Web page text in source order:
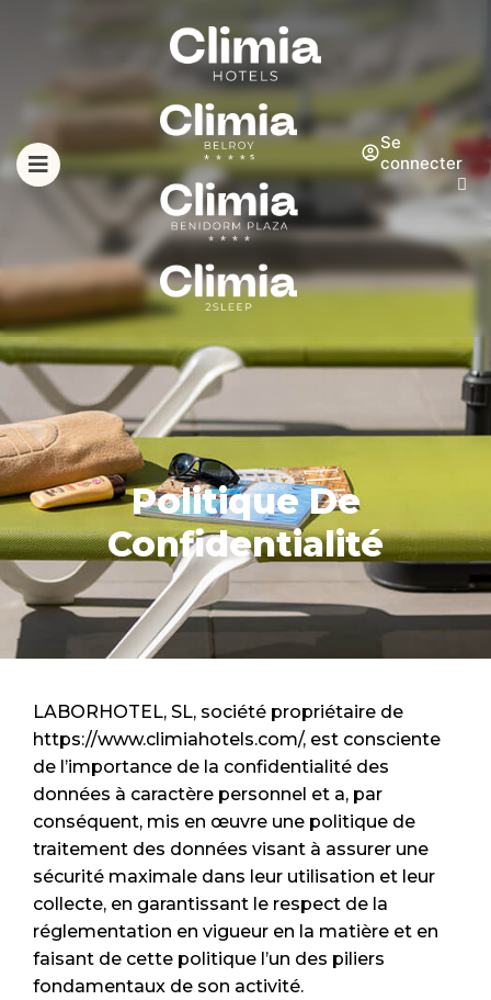
Se
connecter
Politique De
Confidentialité
LABORHOTEL, SL, société propriétaire de
https://www.climiahotels.com/, est consciente
de l’importance de la confidentialité des
données à caractère personnel et a, par
conséquent, mis en œuvre une politique de
traitement des données visant à assurer une
sécurité maximale dans leur utilisation et leur
collecte, en garantissant le respect de la
réglementation en vigueur en la matière et en
faisant de cette politique l’un des piliers
fondamentaux de son activité.